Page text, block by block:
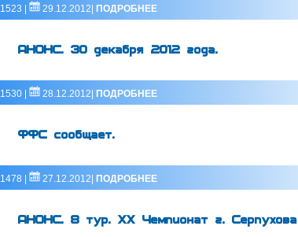
1523 | 29.12.2012| ПОДРОБНЕЕ
АНОНС. 30 декабря 2012 года.
1530 | 28.12.2012| ПОДРОБНЕЕ
ФФС сообщает.
1478 | 27.12.2012| ПОДРОБНЕЕ
АНОНС. 8 тур. XX Чемпионат г. Серпухова